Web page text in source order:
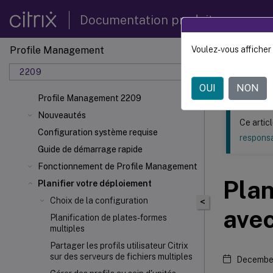
Documentation produit
Profile Management
2209
Profile Management 2209
Nouveautés
Configuration système requise
Guide de démarrage rapide
Fonctionnement de Profile Management
Planifier votre déploiement
Choix de la configuration
Planification de plates-formes
multiples
Partager les profils utilisateur Citrix
sur des serveurs de fichiers multiples
Ce contenu a
Profile
<
Ce
Voulez-vous
OUI NON